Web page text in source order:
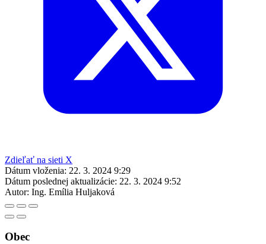
Zdieľať na sieti X
Dátum vloženia: 22. 3. 2024 9:29
Dátum poslednej aktualizácie: 22. 3. 2024 9:52
Autor: Ing. Emília Huljaková
Obec